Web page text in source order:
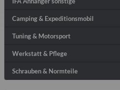
Camping & Expeditionsmobil
Tuning & Motorsport
Werkstatt & Pflege
Schrauben & Normteile